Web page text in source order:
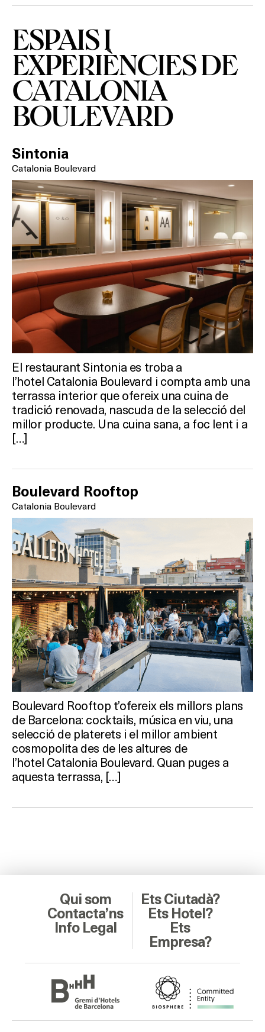
Què vols fer?
HOTELS
TERRASSES
BARS
RESTAURANTS
SALES
Activitats
On?
ESPAIS I
EXPERIÈNCIES DE
CATALONIA
BOULEVARD
Sintonia
Catalonia Boulevard
El restaurant Sintonia es troba a
l’hotel Catalonia Boulevard i compta amb una
terrassa interior que ofereix una cuina de
tradició renovada, nascuda de la selecció del
millor producte. Una cuina sana, a foc lent i a
[…]
Boulevard Rooftop
Catalonia Boulevard
Boulevard Rooftop t’ofereix els millors plans
de Barcelona: cocktails, música en viu, una
selecció de platerets i el millor ambient
cosmopolita des de les altures de
l’hotel Catalonia Boulevard. Quan puges a
aquesta terrassa, […]
Qui som
Contacta’ns
Info Legal
Ets Ciutadà?
Ets Hotel?
Ets
Empresa?